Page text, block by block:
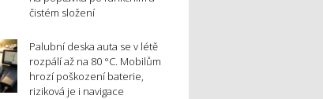
čistém složení
Palubní deska auta se v létě
rozpálí až na 80 °C. Mobilům
hrozí poškození baterie,
riziková je i navigace